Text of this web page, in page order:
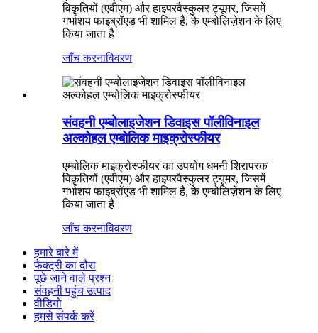
विकृतियों (एवीएम) और हाइपरवैस्कुलर ट्यूमर, जिसमें
गर्भाशय फाइब्रॉएड भी शामिल है, के एम्बोलिज़ेशन के लिए
किया जाता है।
जाँच करनाविवरण
संवहनी एम्बोलाइजेशन डिवाइस पॉलीविनाइल
अल्कोहल एम्बोलिक माइक्रोस्फीयर
एम्बोलिक माइक्रोस्फीयर का उपयोग धमनी शिरापरक
विकृतियों (एवीएम) और हाइपरवैस्कुलर ट्यूमर, जिसमें
गर्भाशय फाइब्रॉएड भी शामिल है, के एम्बोलिज़ेशन के लिए
किया जाता है।
जाँच करनाविवरण
हमारे बारे में
फैक्ट्री का दौरा
पूछे जाने वाले प्रश्न
संवहनी पहुंच उत्पाद
वीडियो
हमसे संपर्क करें